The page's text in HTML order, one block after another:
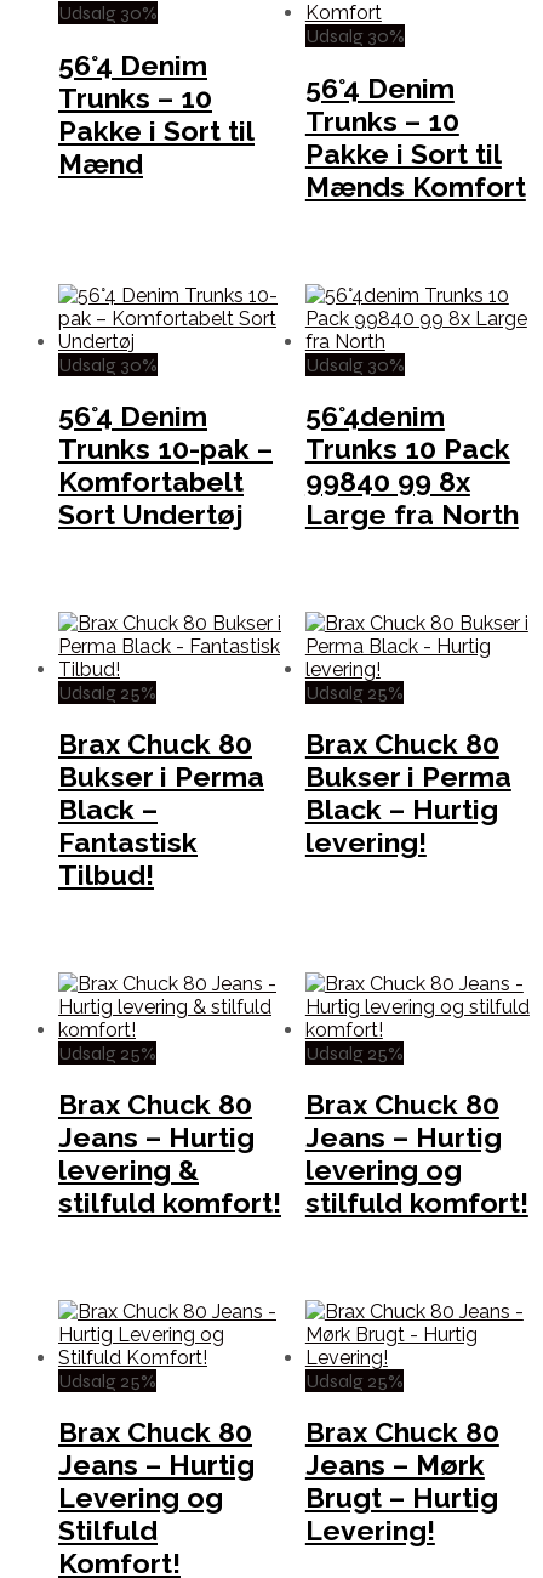
Udsalg 30%
56°4 Denim
Trunks – 10
Pakke i Sort til
Mænd
Udsalg 30%
56°4 Denim
Trunks – 10
Pakke i Sort til
Mænds Komfort
Udsalg 30%
56°4 Denim
Trunks 10-pak –
Komfortabelt
Sort Undertøj
Udsalg 30%
56°4denim
Trunks 10 Pack
99840 99 8x
Large fra North
Udsalg 25%
Brax Chuck 80
Bukser i Perma
Black –
Fantastisk
Tilbud!
Udsalg 25%
Brax Chuck 80
Bukser i Perma
Black – Hurtig
levering!
Udsalg 25%
Brax Chuck 80
Jeans – Hurtig
levering &
stilfuld komfort!
Udsalg 25%
Brax Chuck 80
Jeans – Hurtig
levering og
stilfuld komfort!
Udsalg 25%
Brax Chuck 80
Jeans – Hurtig
Levering og
Stilfuld
Komfort!
Udsalg 25%
Brax Chuck 80
Jeans – Mørk
Brugt – Hurtig
Levering!